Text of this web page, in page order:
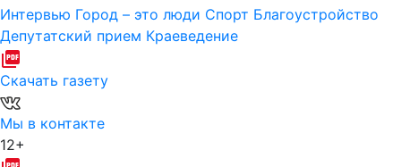
Интервью Город – это люди Спорт Благоустройство
Депутатский прием Краеведение
Скачать газету
Мы в контакте
12+